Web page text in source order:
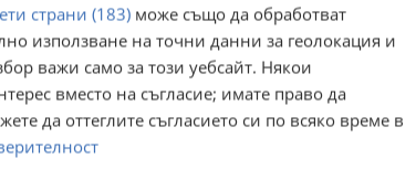
страни (183) може също да обработват
използване на точни данни за геолокация и
важи само за този уебсайт. Някои
вместо на съгласие; имате право да
да оттеглите съгласието си по всяко време в